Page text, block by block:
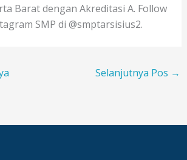
Barat dengan Akreditasi A. Follow
SMP di @smptarsisius2.
Selanjutnya Pos →